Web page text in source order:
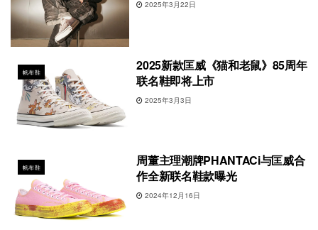
2025年3月22日
帆布鞋
2025新款匡威《猫和老鼠》85周年
联名鞋即将上市
2025年3月3日
帆布鞋
周董主理潮牌PHANTACi与匡威合
作全新联名鞋款曝光
2024年12月16日